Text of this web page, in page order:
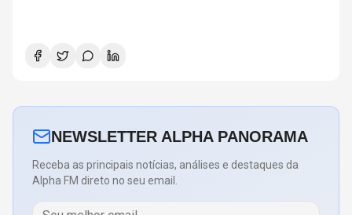
NEWSLETTER ALPHA PANORAMA
Receba as principais notícias, análises e destaques da
Alpha FM direto no seu email.